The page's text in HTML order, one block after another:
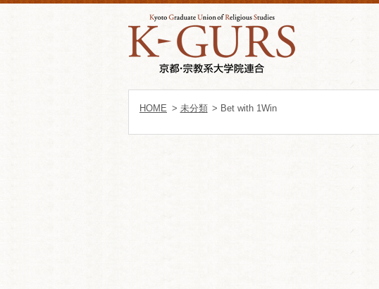
HOME > 未分類 > Bet with 1Win